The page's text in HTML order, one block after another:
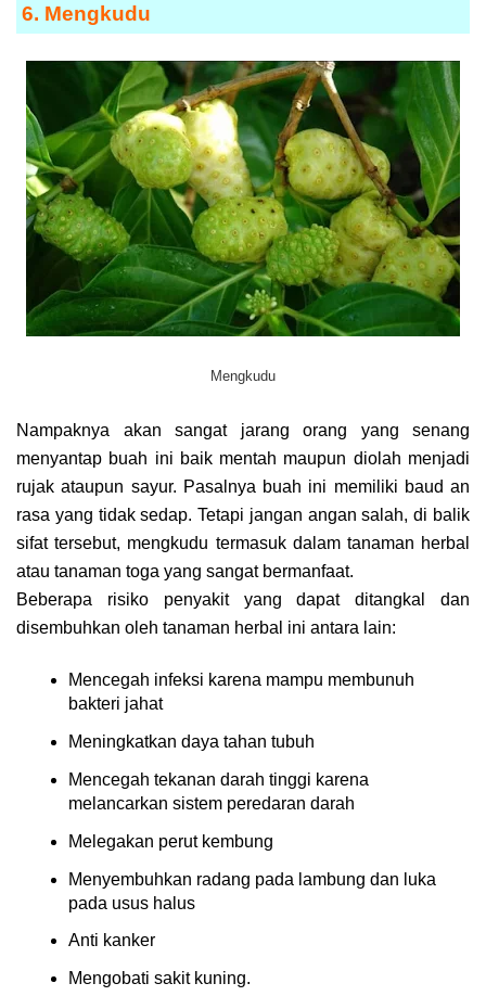
6. Mengkudu
Mengkudu
Nampaknya akan sangat jarang orang yang senang
menyantap buah ini baik mentah maupun diolah menjadi
rujak ataupun sayur. Pasalnya buah ini memiliki baud an
rasa yang tidak sedap. Tetapi jangan angan salah, di balik
sifat tersebut, mengkudu termasuk dalam tanaman herbal
atau tanaman toga yang sangat bermanfaat.
Beberapa risiko penyakit yang dapat ditangkal dan
disembuhkan oleh tanaman herbal ini antara lain:
Mencegah infeksi karena mampu membunuh
bakteri jahat
Meningkatkan daya tahan tubuh
Mencegah tekanan darah tinggi karena
melancarkan sistem peredaran darah
Melegakan perut kembung
Menyembuhkan radang pada lambung dan luka
pada usus halus
Anti kanker
Mengobati sakit kuning.